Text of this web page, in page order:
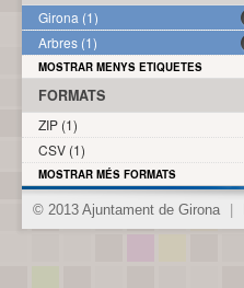
Girona (1)
Arbres (1)
MOSTRAR MENYS ETIQUETES
FORMATS
ZIP (1)
CSV (1)
MOSTRAR MÉS FORMATS
© 2013 Ajuntament de Girona